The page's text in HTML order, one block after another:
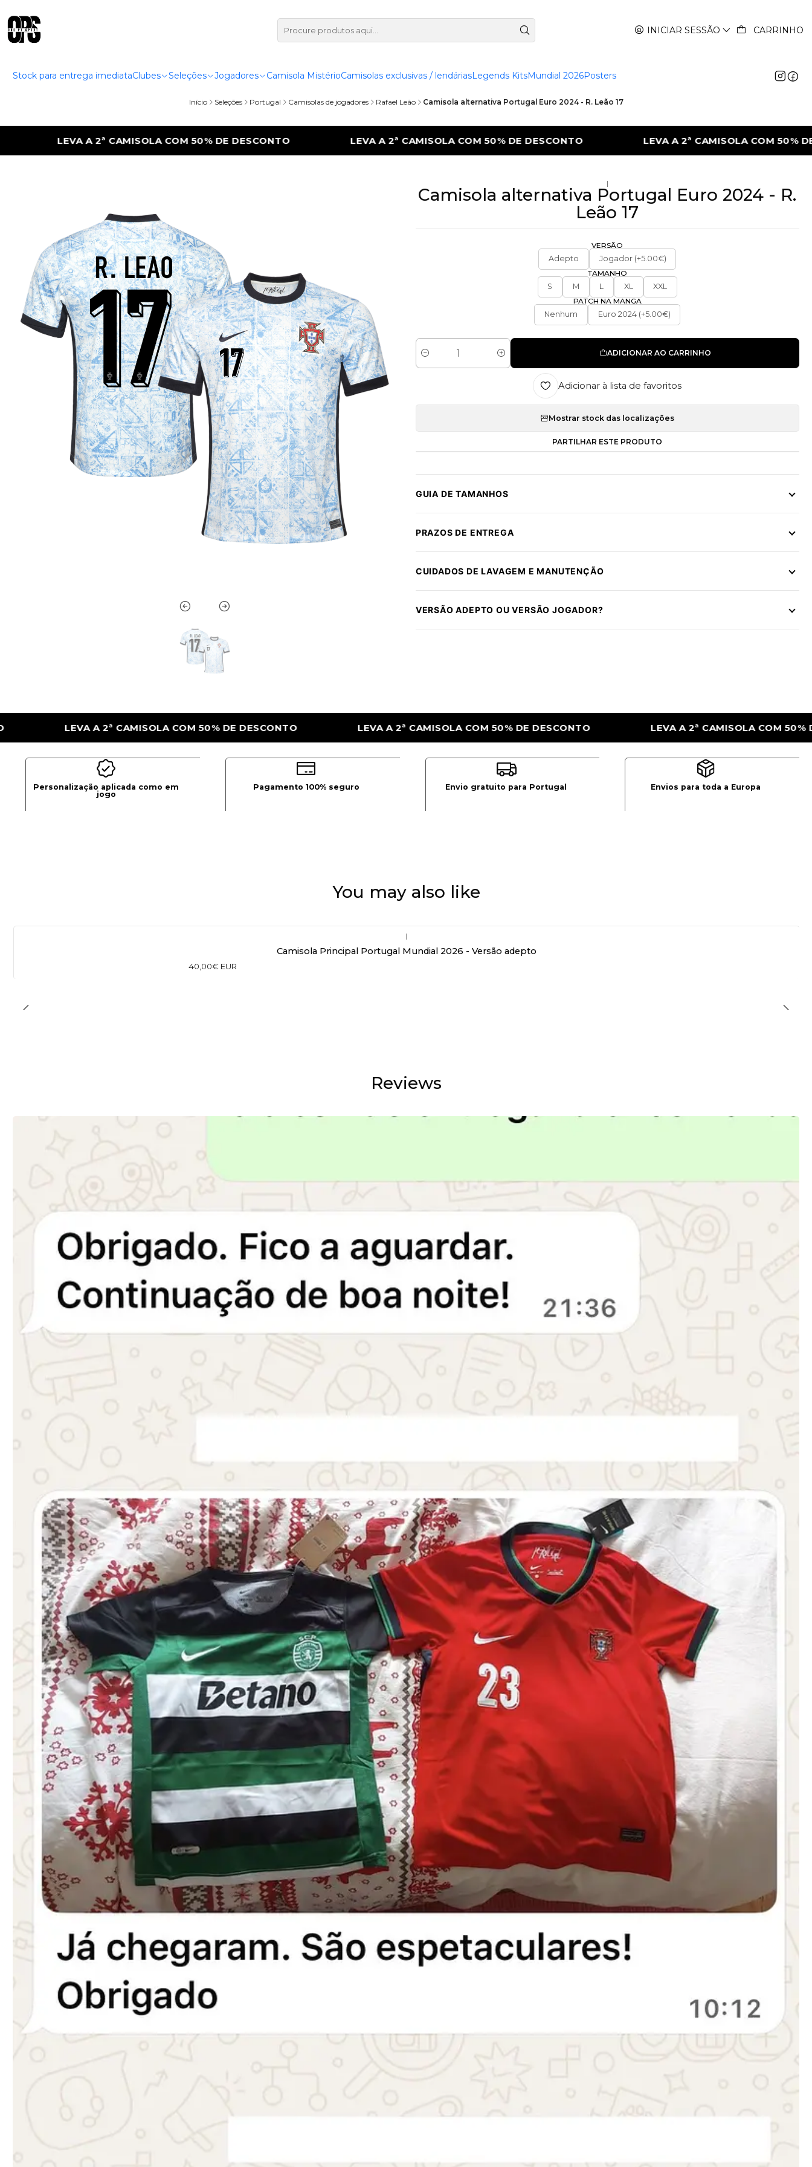
INICIAR SESSÃO CARRINHO
Stock para entrega imediataClubes Seleções Jogadores Camisola MistérioCamisolas exclusivas / lendáriasLegends KitsMundial 2026Posters
Início Seleções Portugal Camisolas de jogadores Rafael Leão Camisola alternativa Portugal Euro 2024 - R. Leão 17
50% DE DESCONTO LEVA A 2ª CAMISOLA COM 50% DE DESCONTO LEVA A 2ª CAMISOLA COM 50% DE DESCONTO LEVA A
|
Camisola alternativa Portugal Euro 2024 - R.
Leão 17
VERSÃO
Adepto
Jogador (+5.00€)
TAMANHO
S
M L XL
XXL
PATCH NA MANGA
Nenhum
Euro 2024 (+5.00€)
Quantidade
ADICIONAR AO CARRINHO
Adicionar à lista de favoritos
Mostrar stock das localizações
PARTILHAR ESTE PRODUTO
GUIA DE TAMANHOS
PRAZOS DE ENTREGA
CUIDADOS DE LAVAGEM E MANUTENÇÃO
VERSÃO ADEPTO OU VERSÃO JOGADOR?
50% DE DESCONTO LEVA A 2ª CAMISOLA COM 50% DE DESCONTO LEVA A 2ª CAMISOLA COM 50% DE DESCONTO LEVA A
Personalização aplicada como em
jogo
Pagamento 100% seguro Envio gratuito para Portugal Envios para toda a Europa
You may also like
Camisola Principal Portugal Mundial 2026 - Versão adepto
40,00€ EUR
Reviews